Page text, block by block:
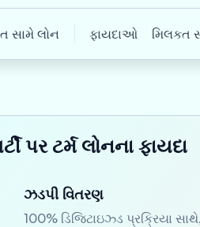
સામે લોન ફાયદાઓ મિલકત
પર ટર્મ લોનના ફાયદા
ઝડપી વિતરણ
100% ડિજિટાઇઝ્ડ પ્રક્રિયા